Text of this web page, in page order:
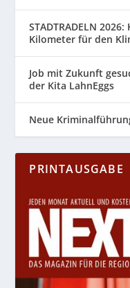
STADTRADELN
Kilometer für den
Job mit Zukunft
der Kita LahnEggs
Neue
PRINTAUSGABE